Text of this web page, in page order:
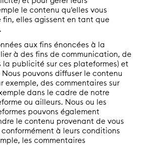
le contenu qu'elles vous
elles agissent en tant que
aux fins énoncées à la
à des fins de communication, de
la publicité sur ces plateformes) et
pouvons diffuser le contenu
exemple, des commentaires sur
dans le cadre de notre
ou ailleurs. Nous ou les
pouvons également
le contenu provenant de vous
à leurs conditions
les commentaires